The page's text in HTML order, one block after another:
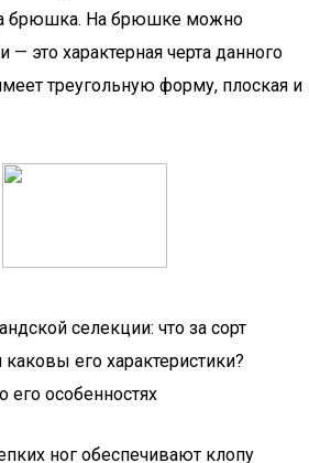
брюшка. На брюшке можно
— это характерная черта данного
треугольную форму, плоская и
селекции: что за сорт
его характеристики?
его особенностях
ног обеспечивают клопу